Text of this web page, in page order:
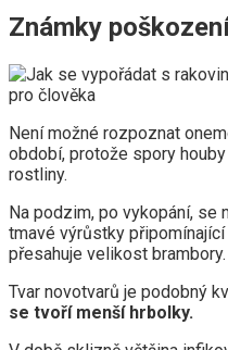
Známky
Není možné rozpoznat
období, protože spory
rostliny.
Na podzim, po vykopání, se
tmavé výrůstky
přesahuje velikost brambory.
Tvar novotvarů je podobný
se tvoří menší hrbolky.